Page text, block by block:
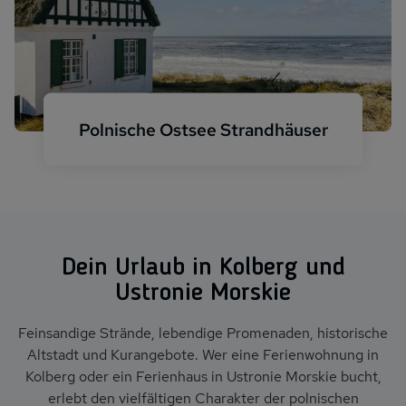
Polnische Ostsee Strandhäuser
Dein Urlaub in Kolberg und
Ustronie Morskie
Feinsandige Strände, lebendige Promenaden, historische
Altstadt und Kurangebote. Wer eine Ferienwohnung in
Kolberg oder ein Ferienhaus in Ustronie Morskie bucht,
erlebt den vielfältigen Charakter der polnischen